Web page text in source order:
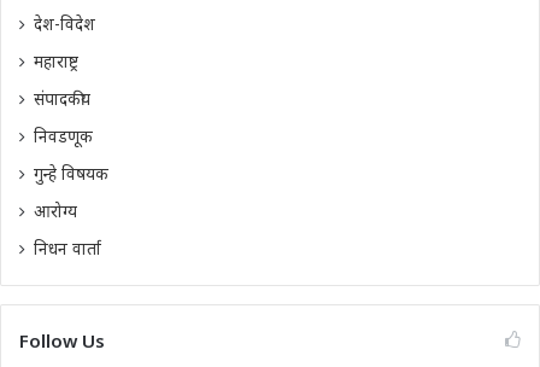
देश-विदेश
महाराष्ट्र
संपादकीय
निवडणूक
गुन्हे विषयक
आरोग्य
निधन वार्ता
Follow Us